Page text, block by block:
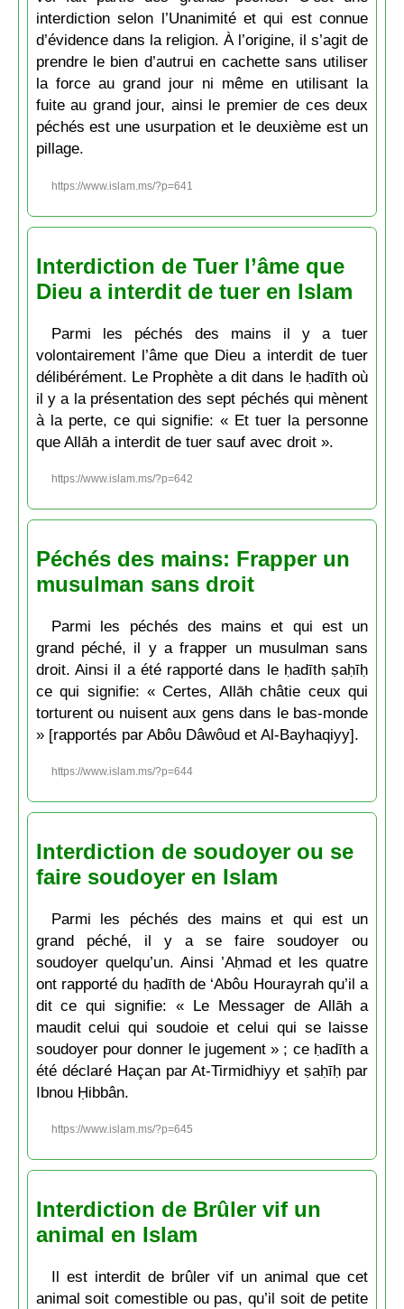
interdiction selon l’Unanimité et qui est connue
d’évidence dans la religion. À l’origine, il s’agit de
prendre le bien d’autrui en cachette sans utiliser
la force au grand jour ni même en utilisant la
fuite au grand jour, ainsi le premier de ces deux
péchés est une usurpation et le deuxième est un
pillage.
https://www.islam.ms/?p=641
Interdiction de Tuer l’âme que
Dieu a interdit de tuer en Islam
Parmi les péchés des mains il y a tuer
volontairement l’âme que Dieu a interdit de tuer
délibérément. Le Prophète a dit dans le ḥadīth où
il y a la présentation des sept péchés qui mènent
à la perte, ce qui signifie: « Et tuer la personne
que Allāh a interdit de tuer sauf avec droit ».
https://www.islam.ms/?p=642
Péchés des mains: Frapper un
musulman sans droit
Parmi les péchés des mains et qui est un
grand péché, il y a frapper un musulman sans
droit. Ainsi il a été rapporté dans le ḥadīth ṣaḥīḥ
ce qui signifie: « Certes, Allāh châtie ceux qui
torturent ou nuisent aux gens dans le bas-monde
» [rapportés par Abôu Dâwôud et Al-Bayhaqiyy].
https://www.islam.ms/?p=644
Interdiction de soudoyer ou se
faire soudoyer en Islam
Parmi les péchés des mains et qui est un
grand péché, il y a se faire soudoyer ou
soudoyer quelqu’un. Ainsi ’Aḥmad et les quatre
ont rapporté du ḥadīth de ‘Abôu Hourayrah qu’il a
dit ce qui signifie: « Le Messager de Allāh a
maudit celui qui soudoie et celui qui se laisse
soudoyer pour donner le jugement » ; ce ḥadīth a
été déclaré Haçan par At-Tirmidhiyy et ṣaḥīḥ par
Ibnou Ḥibbân.
https://www.islam.ms/?p=645
Interdiction de Brûler vif un
animal en Islam
Il est interdit de brûler vif un animal que cet
animal soit comestible ou pas, qu’il soit de petite